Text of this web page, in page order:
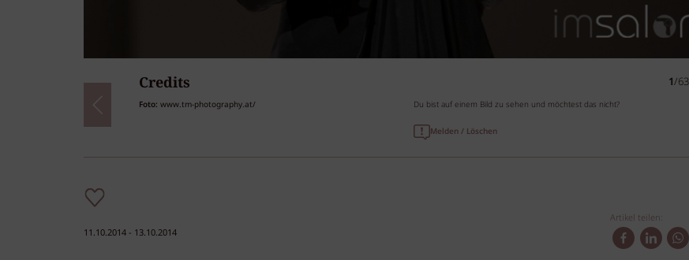
Credits 1/63
Foto: www.tm-photography.at/ Du bist auf einem Bild zu sehen und möchtest das nicht?
Melden / Löschen
11.10.2014 - 13.10.2014
Artikel teilen: